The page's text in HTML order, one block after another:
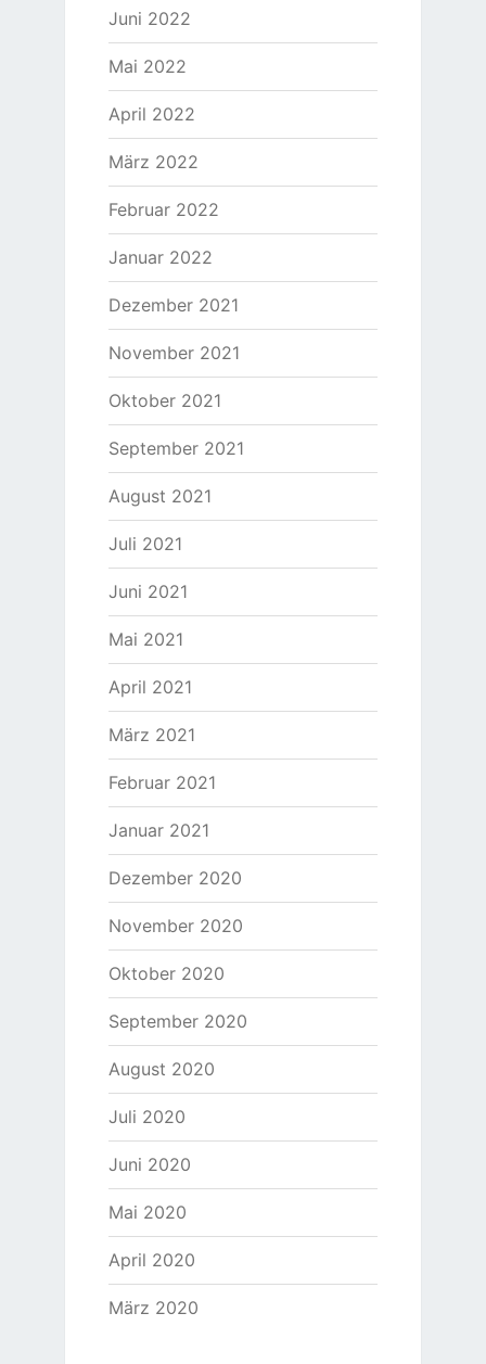
Juni 2022
Mai 2022
April 2022
März 2022
Februar 2022
Januar 2022
Dezember 2021
November 2021
Oktober 2021
September 2021
August 2021
Juli 2021
Juni 2021
Mai 2021
April 2021
März 2021
Februar 2021
Januar 2021
Dezember 2020
November 2020
Oktober 2020
September 2020
August 2020
Juli 2020
Juni 2020
Mai 2020
April 2020
März 2020